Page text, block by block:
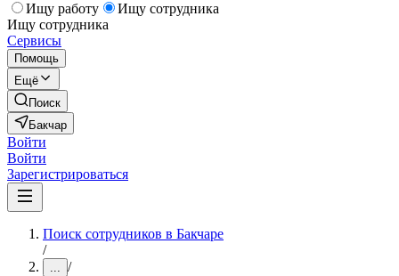
Ищу работу
Ищу сотрудника
Ищу сотрудника
Сервисы
Помощь
Ещё
Поиск
Бакчар
Войти
Войти
Зарегистрироваться
Поиск сотрудников в Бакчаре
/
... /